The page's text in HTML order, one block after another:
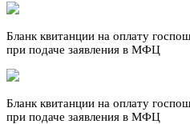
Бланк квитанции на оплату
при подаче заявления в МФЦ
Бланк квитанции на оплату
при подаче заявления в МФЦ